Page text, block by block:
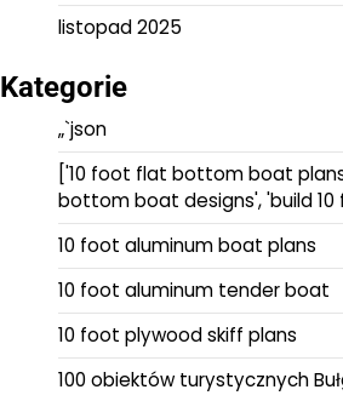
listopad 2025
Kategorie
„`json
['10 foot flat bottom boat
bottom boat designs', 'build 10
10 foot aluminum boat plans
10 foot aluminum tender boat
10 foot plywood skiff plans
100 obiektów turystycznych